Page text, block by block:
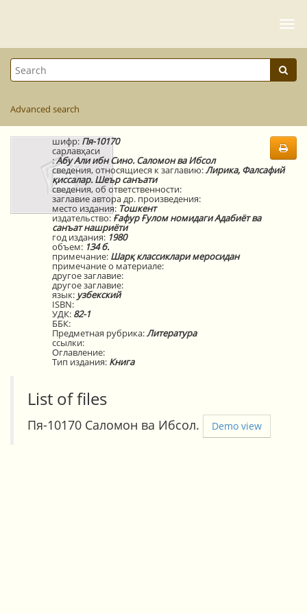
Advanced search
шифр:Пя-10170
сарлавҳаси
:Абу Али ибн Сино. Саломон ва Ибсол
сведения, относящиеся к заглавию:Лирика, Фалсафий
қиссалар. Шеър санъати
сведения, об ответственности:
заглавие автора др. произведения:
место издания: Тошкент
издательство:Ғафур Ғулом номидаги Адабиёт ва
санъат нашриёти
год издания: 1980
объем: 134 б.
примечание: Шарқ классиклари меросидан
примечание о материале:
другое заглавие:
другое заглавие:
язык: узбекский
ISBN:
УДК: 82-1
ББК:
Предметная рубрика:Литература
ссылки:
Оглавление:
Тип издания: Книга
List of files
Пя-10170 Саломон ва Ибсол. Demo view